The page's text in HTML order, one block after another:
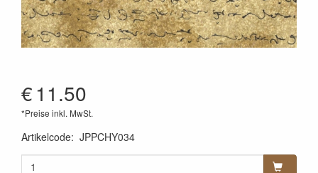
€11.50
*Preise inkl. MwSt.
Artikelcode: JPPCHY034